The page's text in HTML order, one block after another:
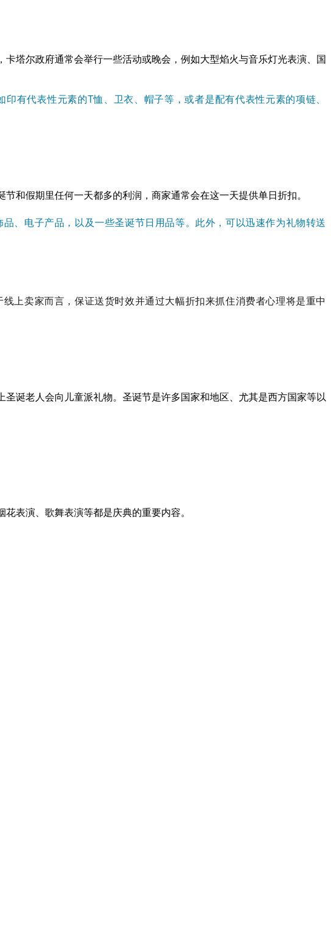
塔尔政府通常会举行一些活动或晚会，例如大型焰火与音乐灯光表演、国
有代表性元素的T恤、卫衣、帽子等，或者是配有代表性元素的项链、
和假期里任何一天都多的利润，商家通常会在这一天提供单日折扣。
、电子产品，以及一些圣诞节日用品等。此外，可以迅速作为礼物转送
上卖家而言，保证送货时效并通过大幅折扣来抓住消费者心理将是重中
诞老人会向儿童派礼物。圣诞节是许多国家和地区、尤其是西方国家等以
表演、歌舞表演等都是庆典的重要内容。